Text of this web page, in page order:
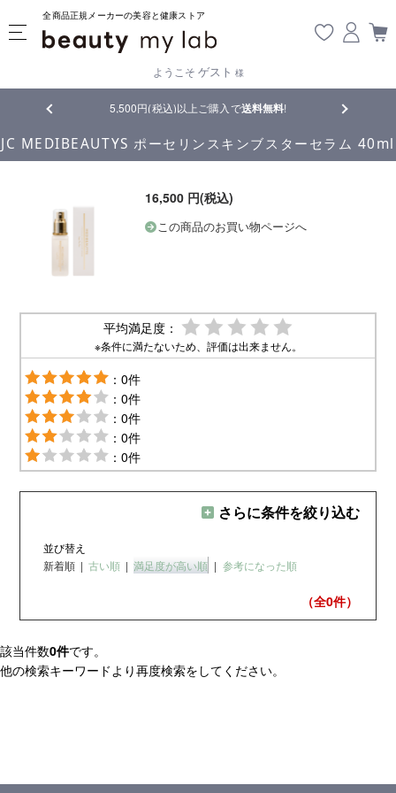
全商品正規メーカーの美容と健康ストア
ようこそ ゲスト 様
5,500円(税込)以上ご購入で送料無料! 【重要】
JC MEDIBEAUTYS ポーセリンスキンブスターセラム 40ml
16,500 円(税込)
この商品のお買い物ページへ
平均満足度：
※条件に満たないため、評価は出来ません。
：0件
：0件
：0件
：0件
：0件
さらに条件を絞り込む
並び替え
新着順 | 古い順 | 満足度が高い順 | 参考になった順
（全0件）
該当件数0件です。
他の検索キーワードより再度検索をしてください。